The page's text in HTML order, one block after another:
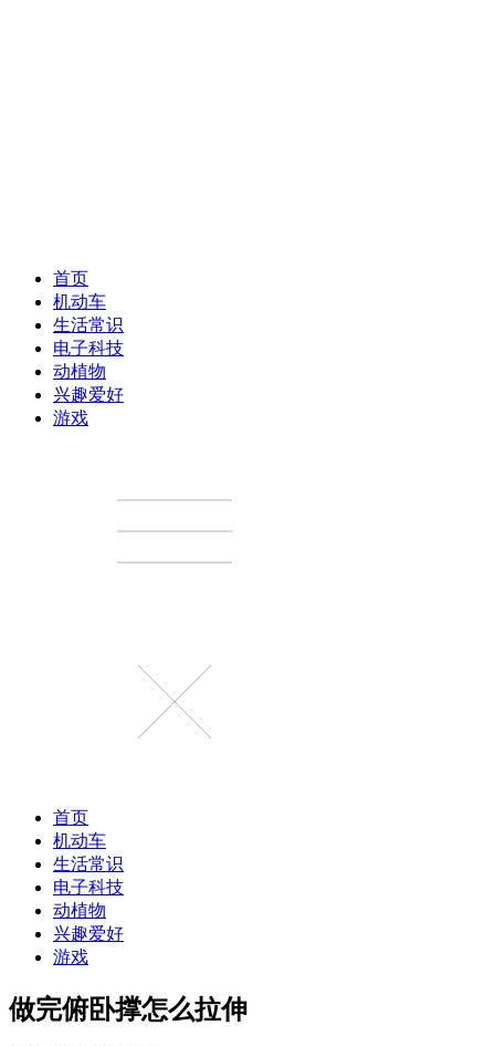
首页
机动车
生活常识
电子科技
动植物
兴趣爱好
游戏
首页
机动车
生活常识
电子科技
动植物
兴趣爱好
游戏
做完俯卧撑怎么拉伸